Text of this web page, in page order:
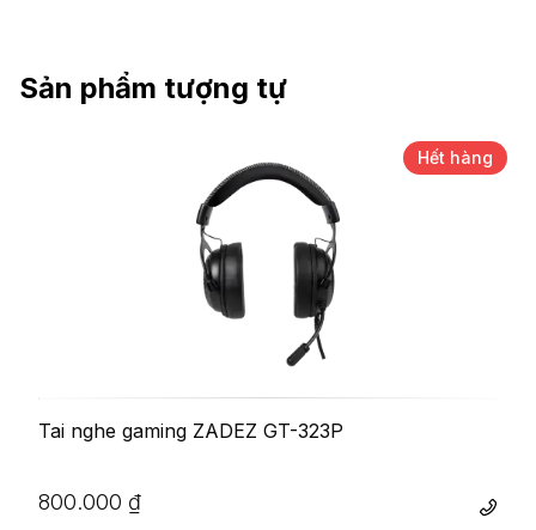
Sản phẩm tượng tự
Hết hàng
Tai nghe gaming ZADEZ GT-323P
800.000 ₫